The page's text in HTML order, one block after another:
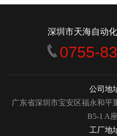
深圳市天海自动
0755-
公司地
广东省深圳市宝安区福永和平
B5-1 A
工厂地